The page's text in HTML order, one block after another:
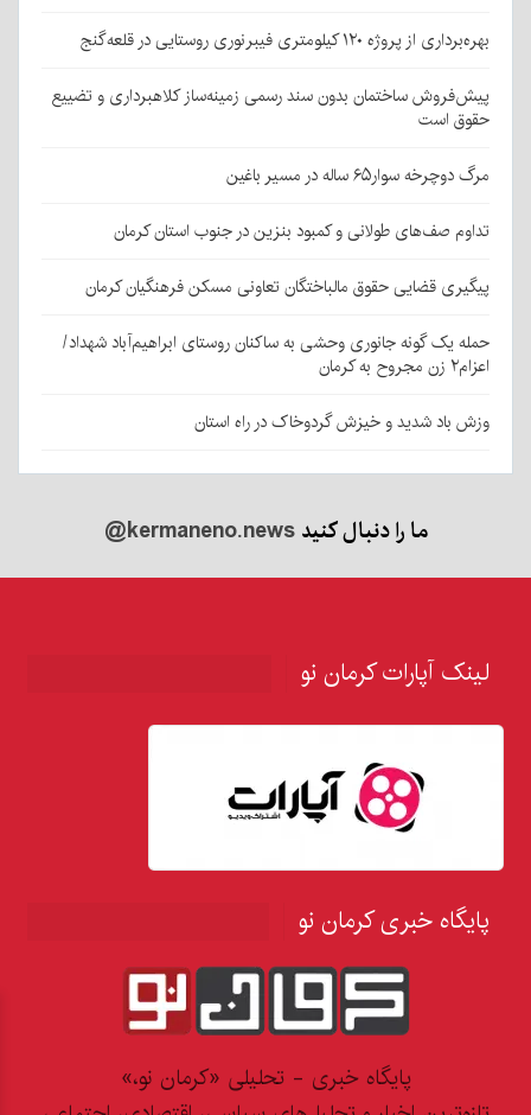
بهره‌برداری از پروژه ۱۲۰ کیلومتری فیبرنوری روستایی در قلعه‌گنج
پیش‌فروش ساختمان بدون سند رسمی زمینه‌ساز کلاهبرداری و تضییع
حقوق است
مرگ دوچرخه سوار۶۵ ساله در مسیر باغین
تداوم صف‌های طولانی و کمبود بنزین در جنوب استان کرمان
پیگیری قضایی حقوق مالباختگان تعاونی مسکن فرهنگیان کرمان
حمله یک گونه جانوری وحشی به ساکنان روستای ابراهیم‌آباد شهداد/
اعزام۲ زن مجروح به کرمان
وزش باد شدید و خیزش گردوخاک در راه استان
ما را دنبال کنید@kermaneno.news
لینک آپارات کرمان نو
پایگاه خبری کرمان نو
پایگاه خبری - تحلیلی «کرمان نو،»